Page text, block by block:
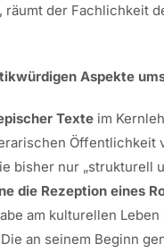
der Fachlichkeit
Aspekte
Texteim
bisher nur
die Rezeption eines
am kulturellen
an seinem Beginn